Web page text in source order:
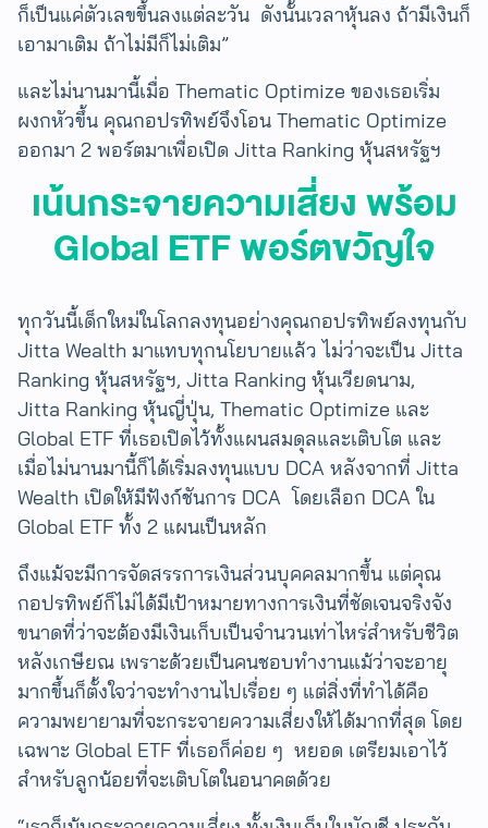
ก็เป็นแค่ตัวเลขขึ้นลงแต่ละวัน ดังนั้นเวลาหุ้นลง ถ้ามีเงินก็
เอามาเติม ถ้าไม่มีก็ไม่เติม”
และไม่นานมานี้เมื่อ Thematic Optimize ของเธอเริ่ม
ผงกหัวขึ้น คุณกอปรทิพย์จึง​โอน Thematic Optimize
ออกมา 2 พอร์ตมาเพื่อเปิด Jitta Ranking หุ้นสหรัฐฯ
เน้นกระจายความเสี่ยง พร้อม
Global ETF พอร์ตขวัญใจ
ทุกวันนี้เด็กใหม่ในโลกลงทุนอย่างคุณกอปรทิพย์ลงทุนกับ
Jitta Wealth มาแทบทุกนโยบายแล้ว ไม่ว่าจะเป็น​ Jitta
Ranking หุ้นสหรัฐฯ, Jitta Ranking หุ้นเวียดนาม,
Jitta Ranking หุ้นญี่ปุ่น, Thematic Optimize และ
Global ETF ที่เธอเปิดไว้ทั้งแผนสมดุลและเติบโต และ
เมื่อไม่นานมานี้ก็ได้เริ่มลงทุนแบบ DCA หลังจากที่ Jitta
Wealth เปิดให้มีฟังก์ชันการ DCA โดยเลือก DCA ใน
Global ETF ทั้ง 2 แผนเป็นหลัก
ถึงแม้จะมีการจัดสรรการเงินส่วนบุคคลมากขึ้น แต่คุณ
กอปรทิพย์ก็ไม่ได้มีเป้าหมายทางการเงินที่ชัดเจนจริงจัง
ขนาดที่ว่าจะต้องมีเงินเก็บเป็นจำนวนเท่าไหร่สำหรับชีวิต
หลังเกษียณ เพราะด้วยเป็นคนชอบทำงานแม้ว่าจะอายุ
มากขึ้นก็ตั้งใจว่าจะทำงานไปเรื่อย ๆ แต่สิ่งที่ทำได้คือ
ความพยายามที่จะกระจายความเสี่ยงให้ได้มากที่สุด โดย
เฉพาะ Global ETF ที่เธอก็ค่อย ๆ หยอด เตรียมเอาไว้
สำหรับลูกน้อยที่จะเติบโตในอนาคตด้วย